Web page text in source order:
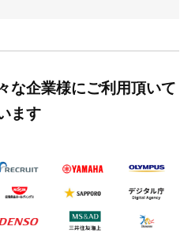
な企業様にご利用頂いて
ます